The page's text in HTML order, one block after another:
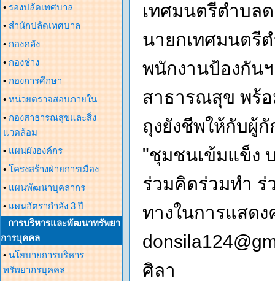
• รองปลัดเทศบาล
• สำนักปลัดเทศบาล
• กองคลัง
• กองช่าง
• กองการศึกษา
• หน่วยตรวจสอบภายใน
• กองสาธารณสุขและสิ่ง
แวดล้อม
• แผนผังองค์กร
• โครงสร้างฝ่ายการเมือง
• แผนพัฒนาบุคลากร
• แผนอัตรากำลัง 3 ปี
การบริหารและพัฒนาทรัพยา
การบุคคล
• นโยบายการบริหาร
ทรัพยากรบุคคล
เทศมนตรีตำบล
นายกเทศมนตรี
พนักงานป้องกัน
สาธารณสุข พร้
ถุงยังชีพให้กับผู้
"ชุมชนเข้มแข็ง
ร่วมคิดร่วมทำ
ทางในการแสด
ศิลา